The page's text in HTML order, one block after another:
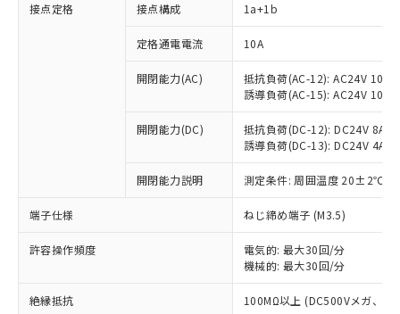
接点定格 接点構成 1a+1b
定格通電電流 10A
開閉能力(AC)
抵抗負荷(AC-12): AC24V 10A/
誘導負荷(AC-15): AC24V
開閉能力(DC)
抵抗負荷(DC-12): DC24V 8A/
誘導負荷(DC-13): DC24V 4A/
開閉能力説明 測定条件: 周囲温度 20±2℃、
端子仕様 ねじ締め端子 (M3.5)
許容操作頻度
電気的: 最大30回/分
機械的: 最大30回/分
絶縁抵抗 100MΩ以上 (DC500Vメガ、点
ご利用条件
以下の条件をお読みいただき、同意のうえ
本サービスは、当社制御機器事業取扱
商品の当社在庫状況および標準価格
(税抜)を提供させていただくもので
当社制御機器事業取扱商品の中には、
※1 対応状況
対応済み：EU RoHS指令（10物質）の
対応予定：EU RoHS指令（10物質）の非含
有に対応した製品に切り替える予定のある
対応予定なし：EU RoHS指令（10物質）の
非含有に非対応の商品で、対応品を出す予
調査・確認中：EU RoHS指令（10物質）の
非含有の対応状況を調査中または確認中の
商品です。
非該当品：ライセンス料など無形物で、有
害物質有無と関係のない商品です。
「○」：最大均質材料含有率が中国RoHSの
「×」：最大均質材料含有率が中国RoHSの